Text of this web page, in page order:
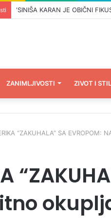
ZANIMLJIVOSTI ZIVOT I STIL
“ZAKUHALA” SA